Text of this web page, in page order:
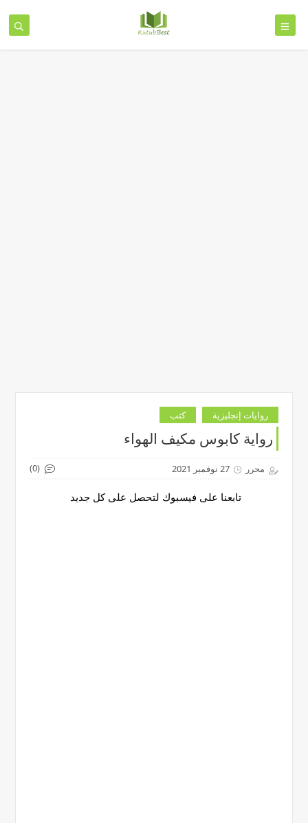
روايات إنجليزية كتب
رواية كابوس مكيف الهواء
محرر 27 نوفمبر 2021 (0)
تابعنا على فيسبوك لتحصل على كل جديد